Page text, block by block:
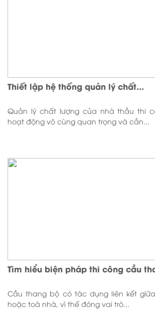
Thiết lập hệ thống quản lý chất...
Quản lý chất lượng của nhà thầu thi
hoạt động vô cùng quan trọng và cần...
Tìm hiểu biện pháp thi công cầu
Cầu thang bộ có tác dụng liên kết
hoặc toà nhà, vì thế đóng vai trò...